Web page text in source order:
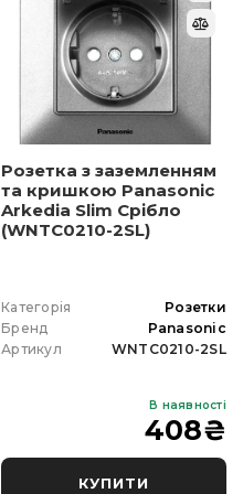
Розетка з заземленням
та кришкою Panasonic
Arkedia Slim Срібло
(WNTC0210-2SL)
Категорія
Розетки
Бренд
Panasonic
Артикул
WNTC0210-2SL
В наявності
408₴
КУПИТИ